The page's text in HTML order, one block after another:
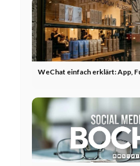
WeChat einfach erklärt: App,